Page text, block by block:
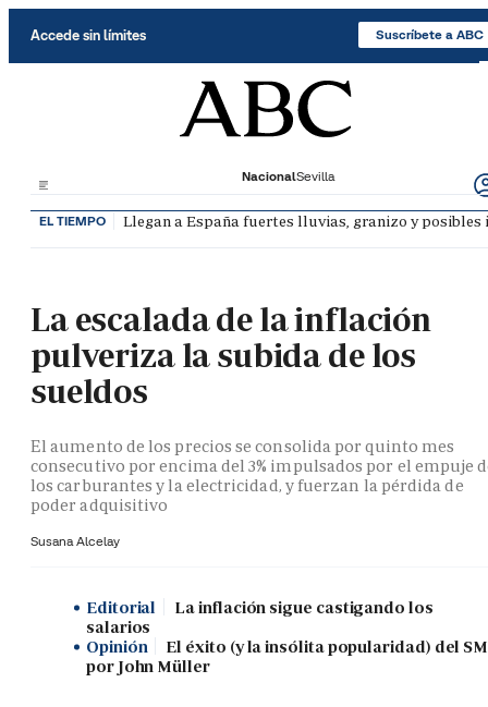
Accede sin límites Suscríbete a ABC
NacionalSevilla
EL TIEMPO Llegan a España fuertes lluvias, granizo y posibles
La escalada de la inflación
pulveriza la subida de los
sueldos
El aumento de los precios se consolida por quinto mes
consecutivo por encima del 3% impulsados por el empuje
los carburantes y la electricidad, y fuerzan la pérdida de
poder adquisitivo
Susana Alcelay
Editorial
La inflación sigue castigando los
salarios
Opinión
El éxito (y la insólita popularidad) del
por John Müller